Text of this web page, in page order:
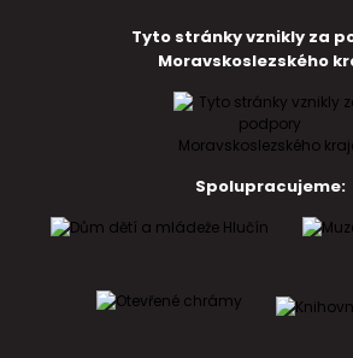
Tyto stránky vznikly za
Moravskoslezského
Spolupracujeme: